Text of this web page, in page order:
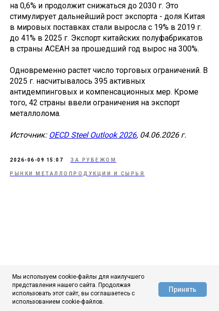
на 0,6% и продолжит снижаться до 2030 г. Это
стимулирует дальнейший рост экспорта - доля Китая
в мировых поставках стали выросла с 19% в 2019 г.
до 41% в 2025 г. Экспорт китайских полуфабрикатов
в страны АСЕАН за прошедший год вырос на 300%.
Одновременно растет число торговых ограничений. В
2025 г. насчитывалось 395 активных
антидемпинговых и компенсационных мер. Кроме
того, 42 страны ввели ограничения на экспорт
металлолома.
Источник: OECD Steel Outlook 2026, 04.06.2026 г.
2026-06-09 15:07 ЗА РУБЕЖОМ
РЫНКИ МЕТАЛЛОПРОДУКЦИИ И СЫРЬЯ
АЦ ЦНИИчермет
Мы используем cookie-файлы для наилучшего
представления нашего сайта. Продолжая
использовать этот сайт, вы соглашаетесь с
использованием cookie-файлов.
Принять